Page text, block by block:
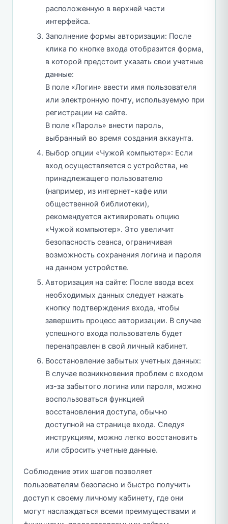
расположенную в верхней части
интерфейса.
Заполнение формы авторизации: После
клика по кнопке входа отобразится форма,
в которой предстоит указать свои учетные
данные:
В поле «Логин» ввести имя пользователя
или электронную почту, используемую при
регистрации на сайте.
В поле «Пароль» внести пароль,
выбранный во время создания аккаунта.
Выбор опции «Чужой компьютер»: Если
вход осуществляется с устройства, не
принадлежащего пользователю
(например, из интернет-кафе или
общественной библиотеки),
рекомендуется активировать опцию
«Чужой компьютер». Это увеличит
безопасность сеанса, ограничивая
возможность сохранения логина и пароля
на данном устройстве.
Авторизация на сайте: После ввода всех
необходимых данных следует нажать
кнопку подтверждения входа, чтобы
завершить процесс авторизации. В случае
успешного входа пользователь будет
перенаправлен в свой личный кабинет.
Восстановление забытых учетных данных:
В случае возникновения проблем с входом
из-за забытого логина или пароля, можно
воспользоваться функцией
восстановления доступа, обычно
доступной на странице входа. Следуя
инструкциям, можно легко восстановить
или сбросить учетные данные.
Соблюдение этих шагов позволяет
пользователям безопасно и быстро получить
доступ к своему личному кабинету, где они
могут наслаждаться всеми преимуществами и